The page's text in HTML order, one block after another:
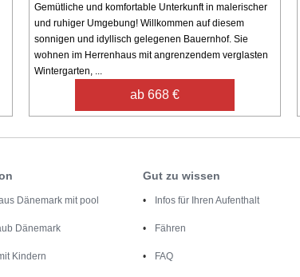
Gemütliche und komfortable Unterkunft in malerischer
und ruhiger Umgebung! Willkommen auf diesem
sonnigen und idyllisch gelegenen Bauernhof. Sie
wohnen im Herrenhaus mit angrenzendem verglasten
Wintergarten, ...
ab 668 €
Dänemark mit pool
Dänemark
Kindern
Gut zu wissen
Infos für Ihren Aufenthalt
Fähren
FAQ